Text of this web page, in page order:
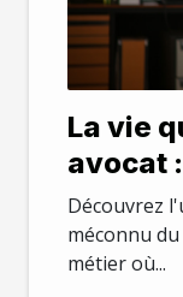
La vie
avocat
le
Découvrez
méconnu
métier où...